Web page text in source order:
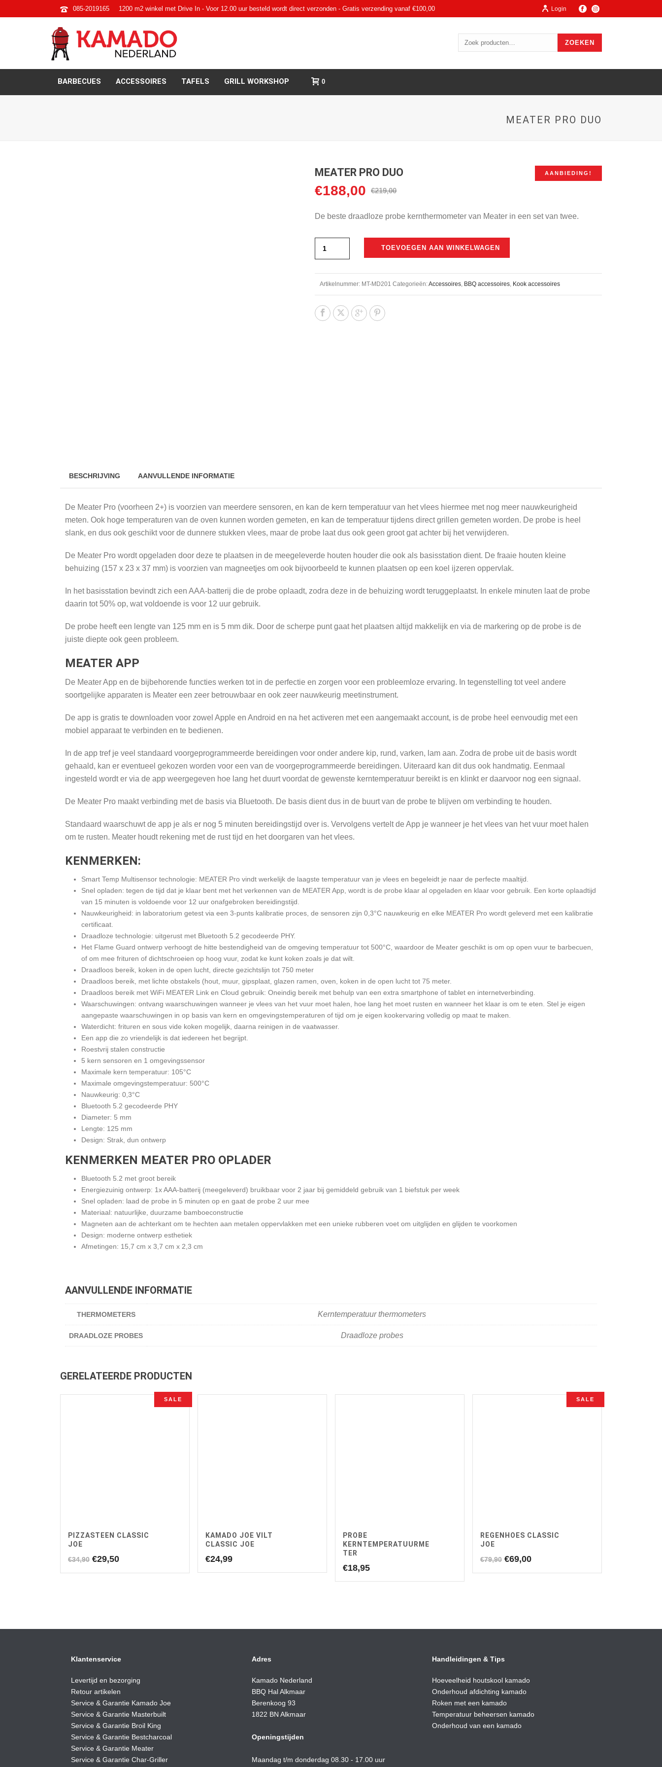
085-2019165 1200 m2 winkel met Drive In - Voor 12.00 uur besteld wordt direct verzonden - Gratis verzending vanaf €100,00 Login
ZOEKEN
BARBECUES ACCESSOIRES TAFELS GRILL WORKSHOP 0
MEATER PRO DUO
AANBIEDING!
MEATER PRO DUO
€219,00
Oorspronkelijke
was:
€188,00 Huidige
is:
De beste draadloze probe kernthermometer van Meater in een set van twee.
TOEVOEGEN AAN WINKELWAGEN
Artikelnummer: MT-MD201 Categorieën:Accessoires, BBQ accessoires, Kook accessoires
BESCHRIJVING AANVULLENDE INFORMATIE
De Meater Pro (voorheen 2+) is voorzien van meerdere sensoren, en kan de kern temperatuur van het vlees hiermee met nog meer nauwkeurigheid
meten. Ook hoge temperaturen van de oven kunnen worden gemeten, en kan de temperatuur tijdens direct grillen gemeten worden. De probe is heel
slank, en dus ook geschikt voor de dunnere stukken vlees, maar de probe laat dus ook geen groot gat achter bij het verwijderen.
De Meater Pro wordt opgeladen door deze te plaatsen in de meegeleverde houten houder die ook als basisstation dient. De fraaie houten kleine
behuizing (157 x 23 x 37 mm) is voorzien van magneetjes om ook bijvoorbeeld te kunnen plaatsen op een koel ijzeren oppervlak.
In het basisstation bevindt zich een AAA-batterij die de probe oplaadt, zodra deze in de behuizing wordt teruggeplaatst. In enkele minuten laat de probe
daarin tot 50% op, wat voldoende is voor 12 uur gebruik.
De probe heeft een lengte van 125 mm en is 5 mm dik. Door de scherpe punt gaat het plaatsen altijd makkelijk en via de markering op de probe is de
juiste diepte ook geen probleem.
MEATER APP
De Meater App en de bijbehorende functies werken tot in de perfectie en zorgen voor een probleemloze ervaring. In tegenstelling tot veel andere
soortgelijke apparaten is Meater een zeer betrouwbaar en ook zeer nauwkeurig meetinstrument.
De app is gratis te downloaden voor zowel Apple en Android en na het activeren met een aangemaakt account, is de probe heel eenvoudig met een
mobiel apparaat te verbinden en te bedienen.
In de app tref je veel standaard voorgeprogrammeerde bereidingen voor onder andere kip, rund, varken, lam aan. Zodra de probe uit de basis wordt
gehaald, kan er eventueel gekozen worden voor een van de voorgeprogrammeerde bereidingen. Uiteraard kan dit dus ook handmatig. Eenmaal
ingesteld wordt er via de app weergegeven hoe lang het duurt voordat de gewenste kerntemperatuur bereikt is en klinkt er daarvoor nog een signaal.
De Meater Pro maakt verbinding met de basis via Bluetooth. De basis dient dus in de buurt van de probe te blijven om verbinding te houden.
Standaard waarschuwt de app je als er nog 5 minuten bereidingstijd over is. Vervolgens vertelt de App je wanneer je het vlees van het vuur moet halen
om te rusten. Meater houdt rekening met de rust tijd en het doorgaren van het vlees.
KENMERKEN:
Smart Temp Multisensor technologie: MEATER Pro vindt werkelijk de laagste temperatuur van je vlees en begeleidt je naar de perfecte maaltijd.
Snel opladen: tegen de tijd dat je klaar bent met het verkennen van de MEATER App, wordt is de probe klaar al opgeladen en klaar voor gebruik. Een korte oplaadtijd
van 15 minuten is voldoende voor 12 uur onafgebroken bereidingstijd.
Nauwkeurigheid: in laboratorium getest via een 3-punts kalibratie proces, de sensoren zijn 0,3°C nauwkeurig en elke MEATER Pro wordt geleverd met een kalibratie
certificaat.
Draadloze technologie: uitgerust met Bluetooth 5.2 gecodeerde PHY.
Het Flame Guard ontwerp verhoogt de hitte bestendigheid van de omgeving temperatuur tot 500°C, waardoor de Meater geschikt is om op open vuur te barbecuen,
of om mee frituren of dichtschroeien op hoog vuur, zodat ke kunt koken zoals je dat wilt.
Draadloos bereik, koken in de open lucht, directe gezichtslijn tot 750 meter
Draadloos bereik, met lichte obstakels (hout, muur, gipsplaat, glazen ramen, oven, koken in de open lucht tot 75 meter.
Draadloos bereik met WiFi MEATER Link en Cloud gebruik: Oneindig bereik met behulp van een extra smartphone of tablet en internetverbinding.
Waarschuwingen: ontvang waarschuwingen wanneer je vlees van het vuur moet halen, hoe lang het moet rusten en wanneer het klaar is om te eten. Stel je eigen
aangepaste waarschuwingen in op basis van kern en omgevingstemperaturen of tijd om je eigen kookervaring volledig op maat te maken.
Waterdicht: frituren en sous vide koken mogelijk, daarna reinigen in de vaatwasser.
Een app die zo vriendelijk is dat iedereen het begrijpt.
Roestvrij stalen constructie
5 kern sensoren en 1 omgevingssensor
Maximale kern temperatuur: 105°C
Maximale omgevingstemperatuur: 500°C
Nauwkeurig: 0,3°C
Bluetooth 5.2 gecodeerde PHY
Diameter: 5 mm
Lengte: 125 mm
Design: Strak, dun ontwerp
KENMERKEN MEATER PRO OPLADER
Bluetooth 5.2 met groot bereik
Energiezuinig ontwerp: 1x AAA-batterij (meegeleverd) bruikbaar voor 2 jaar bij gemiddeld gebruik van 1 biefstuk per week
Snel opladen: laad de probe in 5 minuten op en gaat de probe 2 uur mee
Materiaal: natuurlijke, duurzame bamboeconstructie
Magneten aan de achterkant om te hechten aan metalen oppervlakken met een unieke rubberen voet om uitglijden en glijden te voorkomen
Design: moderne ontwerp esthetiek
Afmetingen: 15,7 cm x 3,7 cm x 2,3 cm
AANVULLENDE INFORMATIE
THERMOMETERS Kerntemperatuur thermometers
DRAADLOZE PROBES Draadloze probes
GERELATEERDE PRODUCTEN
SALE
PIZZASTEEN CLASSIC
JOE
€34,90 Oorspronkelijke
€29,50Huidige
KAMADO JOE VILT
CLASSIC JOE
€24,99
PROBE
KERNTEMPERATUURME
TER
€18,95
SALE
REGENHOES CLASSIC
JOE
€79,90 Oorspronkelijke
€69,00Huidige
Klantenservice
Levertijd en bezorging
Retour artikelen
Service & Garantie Kamado Joe
Service & Garantie Masterbuilt
Service & Garantie Broil King
Service & Garantie Bestcharcoal
Service & Garantie Meater
Service & Garantie Char-Griller
Adres
Kamado Nederland
BBQ Hal Alkmaar
Berenkoog 93
1822 BN Alkmaar
Openingstijden
Maandag t/m donderdag 08.30 - 17.00 uur
Handleidingen & Tips
Hoeveelheid houtskool kamado
Onderhoud afdichting kamado
Roken met een kamado
Temperatuur beheersen kamado
Onderhoud van een kamado